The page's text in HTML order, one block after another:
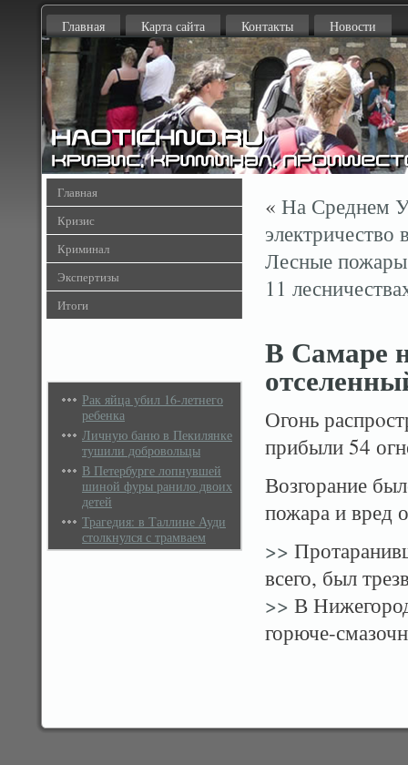
Главная Карта сайта Контакты Новости
Главная
Кризис
Криминал
Экспертизы
Итоги
Рак яйца убил 16-летнего
ребенка
Личную баню в Пекилянке
тушили добровольцы
В Петербурге лопнувшей
шиной фуры ранило двоих
детей
Трагедия: в Таллине Ауди
столкнулся с трамваем
« На Среднем
Лесные пожары
11
В Самаре
Огонь
прибыли 54
Возгорание
пожара и вред
>>
всего, был
>> В
горюче-